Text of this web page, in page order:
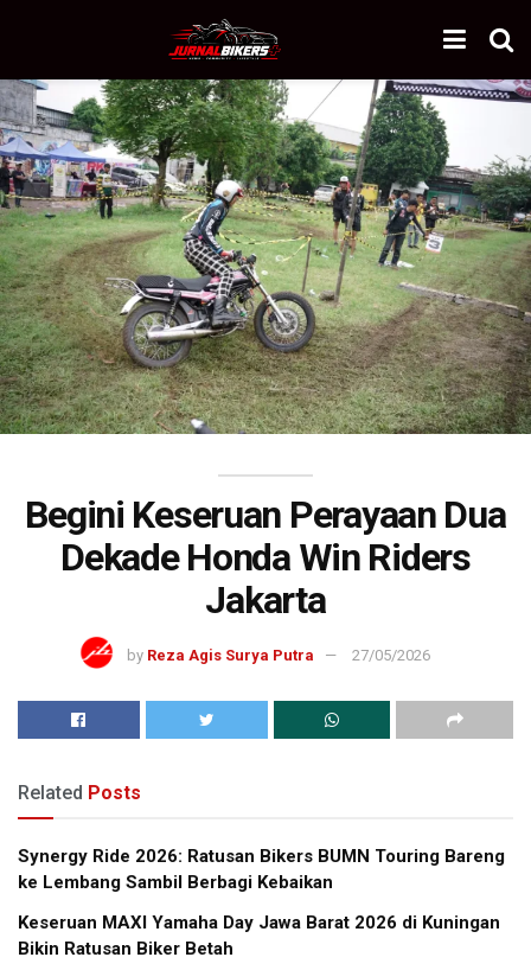
Begini Keseruan Perayaan Dua
Dekade Honda Win Riders
Jakarta
by Reza Agis Surya Putra 27/05/2026
Related Posts
Synergy Ride 2026: Ratusan Bikers BUMN Touring Bareng
ke Lembang Sambil Berbagi Kebaikan
Keseruan MAXI Yamaha Day Jawa Barat 2026 di Kuningan
Bikin Ratusan Biker Betah